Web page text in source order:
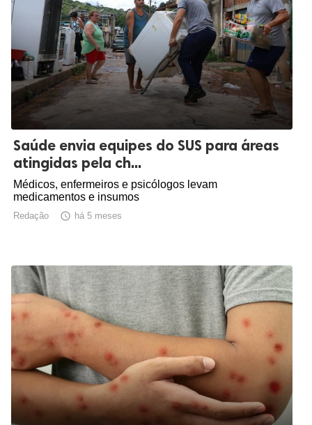
Saúde envia equipes do SUS para áreas
atingidas pela ch...
Médicos, enfermeiros e psicólogos levam
medicamentos e insumos
Redação  há 5 meses